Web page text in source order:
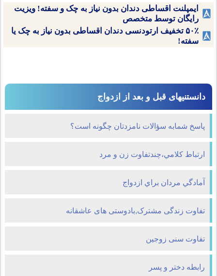
ایمپلنت اقساطی دندان بدون نیاز به چک و سفته! ویزیت
رایگان توسط متخصص
۵۰٪ تخفیف ارتودنسی دندان اقساطی بدون نیاز به چک یا
سفته!
دانستنیهای قبل و بعد از ازدواج
پاسخ شمابه سؤالات نامزدتان چگونه است؟
ارتباط کلامي،چندتفاوت زن و مرد
آمادگي مردان براي ازدواج
تفاوت زندگی مشترک,بادوستی های عاشقانه
تفاوت سنی زوجین
رابطه دختر و پسر